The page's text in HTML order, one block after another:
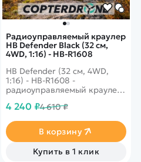
Радиоуправляемый краулер
HB Defender Black (32 см,
4WD, 1:16) - HB-R1608
HB Defender (32 см, 4WD,
1:16) - HB-R1608 -
радиоуправляемый краулер
для уверенного
Полный привод 4WD,
высокий клиренс и
внедорожные шины
обеспечивают хорошее
4 240 ₽4 610 ₽
В корзину
Купить в 1 клик